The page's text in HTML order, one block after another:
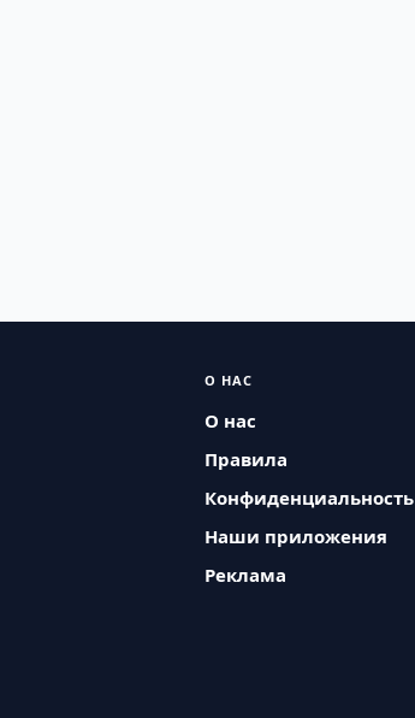
О НАС
О нас
Правила
Конфиденциальность
Наши приложения
Реклама